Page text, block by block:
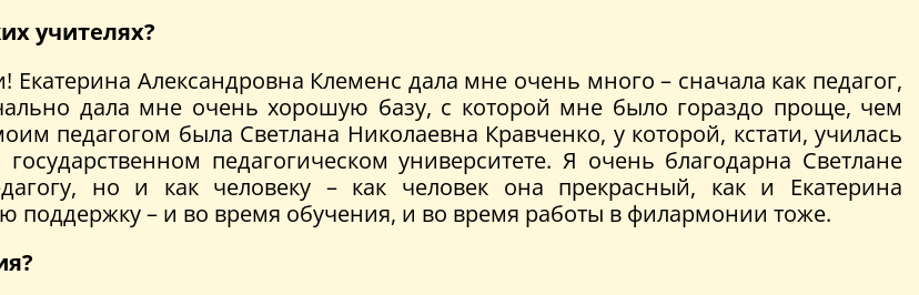
учителях?
Александровна Клеменс дала мне очень много – сначала как педагог,
дала мне очень хорошую базу, с которой мне было гораздо проще, чем
педагогом была Светлана Николаевна Кравченко, у которой, кстати, училась
педагогическом университете. Я очень благодарна Светлане
но и как человеку – как человек она прекрасный, как и Екатерина
поддержку – и во время обучения, и во время работы в филармонии тоже.